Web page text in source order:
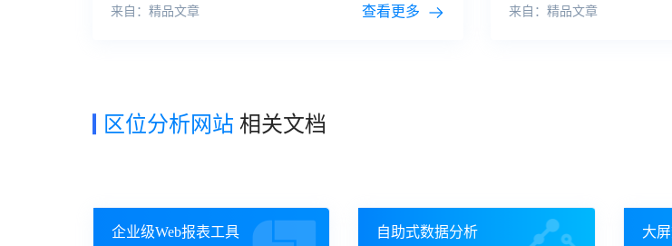
来自：精品文章
查看更多
一些图表可视化网站 虽然不
来自：精品文章
区位分析网站 相关文档
企业级Web报表工具 自助式数据分析 大